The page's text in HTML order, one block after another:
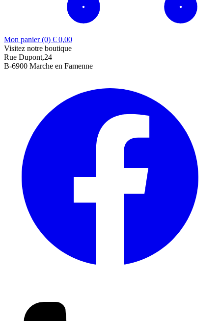
Mon panier (0) € 0,00
Visitez notre boutique
Rue Dupont,24
B-6900 Marche en Famenne